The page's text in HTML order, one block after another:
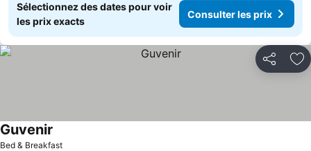
Sélectionnez des dates pour voir
les prix exacts
Consulter les prix
Partager
Bed & Breakfast
Guvenir